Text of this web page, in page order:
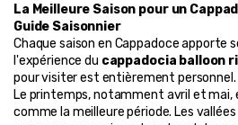
La Meilleure Saison pour un
Guide Saisonnier
Chaque saison en Cappadoce apporte
l'expérience du cappadocia balloon
pour visiter est entièrement personnel.
Le printemps, notamment avril et
comme la meilleure période. Les